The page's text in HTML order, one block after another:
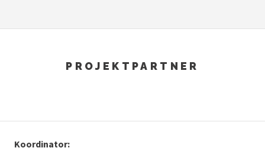
PROJEKTPARTNER
Koordinator: